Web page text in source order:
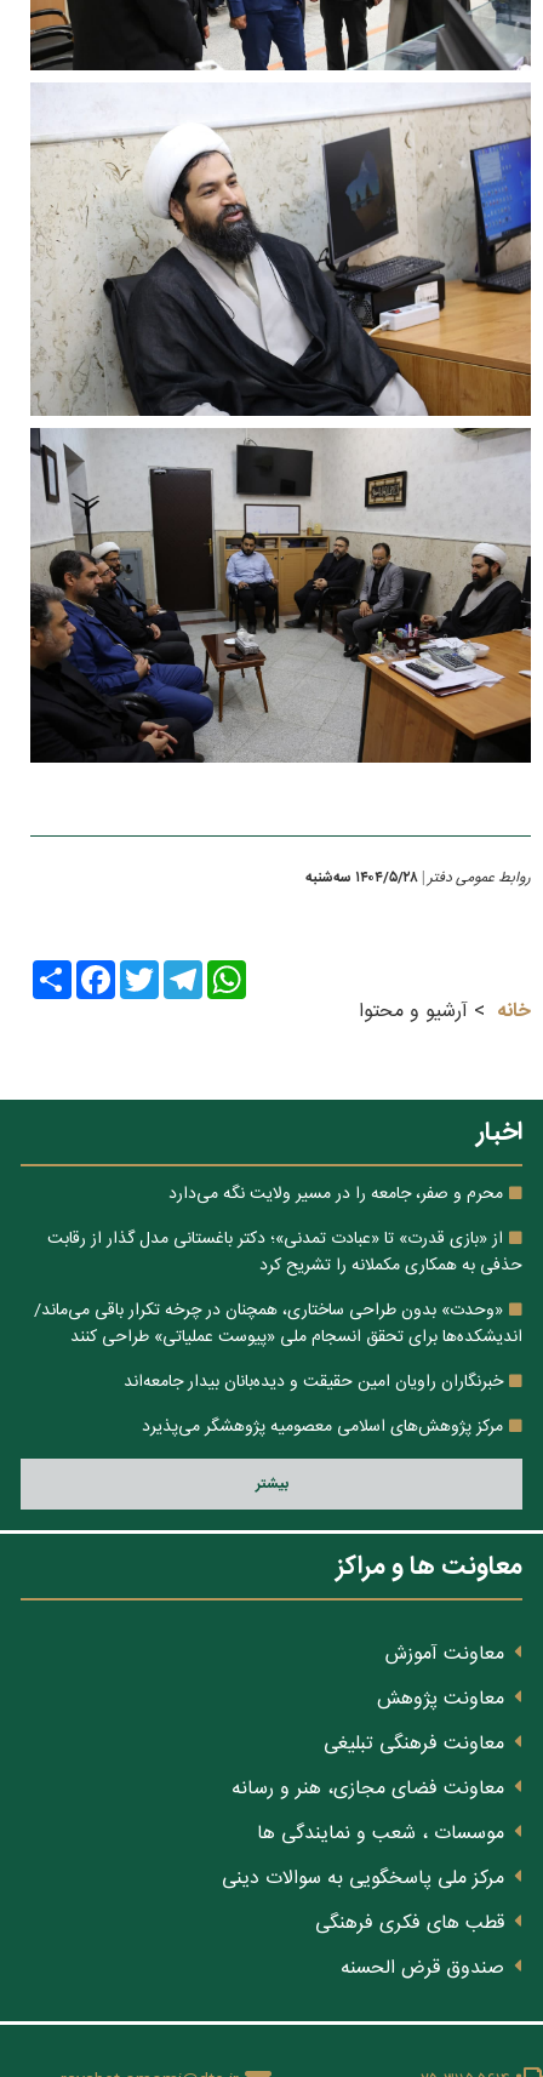
روابط عمومی دفتر | ۱۴۰۴/۵/۲۸ سه‌شنبه
Share
FacebookTwitter
Telegram
WhatsApp
خانه
آرشیو و محتوا
اخبار
محرم و صفر، جامعه را در مسیر ولایت نگه می‌دارد
از «بازی قدرت» تا «عبادت تمدنی»؛ دکتر باغستانی مدل گذار از رقابت
حذفی به همکاری مکملانه را تشریح کرد
«وحدت» بدون طراحی ساختاری، همچنان در چرخه تکرار باقی می‌ماند/
اندیشکده‌ها برای تحقق انسجام ملی «پیوست عملیاتی» طراحی کنند
خبرنگاران راویان امین حقیقت و دیده‌بانان بیدار جامعه‌اند
مرکز پژوهش‌های اسلامی معصومیه پژوهشگر می‌پذیرد
بيشتر
معاونت ها و مراکز
معاونت آموزش
معاونت پژوهش
معاونت فرهنگی تبلیغی
معاونت فضای مجازی، هنر و رسانه
موسسات ، شعب و نمایندگی ها
مرکز ملی پاسخگویی به سوالات دینی
قطب های فکری فرهنگی
صندوق قرض الحسنه